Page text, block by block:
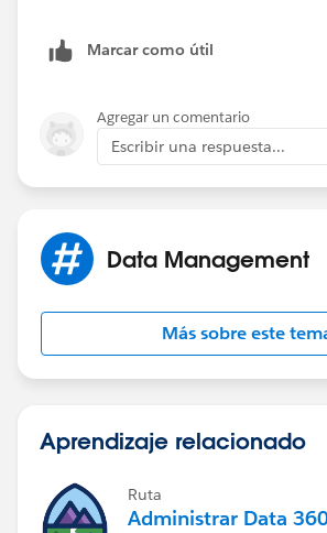
Marcar como útil
Agregar un comentario
Escribir una respuesta...
Data Management
Más sobre este
Aprendizaje relacionado
Ruta
Administrar Data